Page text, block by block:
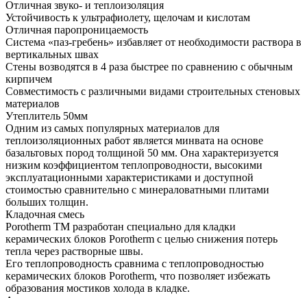
Отличная звуко- и теплоизоляция
Устойчивость к ультрафиолету, щелочам и кислотам
Отличная паропроницаемость
Система «паз-гребень» избавляет от необходимости раствора в
вертикальных швах
Стены возводятся в 4 раза быстрее по сравнению с обычным
кирпичем
Совместимость с различными видами строительных стеновых
материалов
Утеплитель 50мм
Одним из самых популярных материалов для
теплоизоляционных работ является минвата на основе
базальтовых пород толщиной 50 мм. Она характеризуется
низким коэффициентом теплопроводности, высокими
эксплуатационными характеристиками и доступной
стоимостью сравнительно с минераловатными плитами
больших толщин.
Кладочная смесь
Porotherm TM разработан специально для кладки
керамических блоков Porotherm с целью снижения потерь
тепла через растворные швы.
Его теплопроводность сравнима с теплопроводностью
керамических блоков Porotherm, что позволяет избежать
образования мостиков холода в кладке.